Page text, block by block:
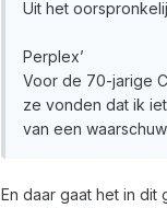
Uit het
Perplex’
Voor de 70-jarige
ze vonden dat ik
van een
En daar gaat het in